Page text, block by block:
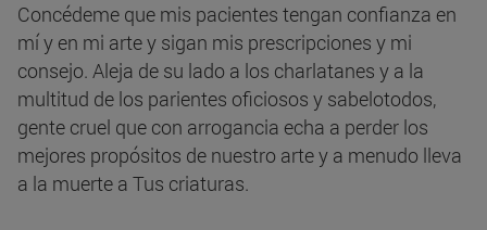
Concédeme que mis pacientes tengan confianza en
mí y en mi arte y sigan mis prescripciones y mi
consejo. Aleja de su lado a los charlatanes y a la
multitud de los parientes oficiosos y sabelotodos,
gente cruel que con arrogancia echa a perder los
mejores propósitos de nuestro arte y a menudo lleva
a la muerte a Tus criaturas.